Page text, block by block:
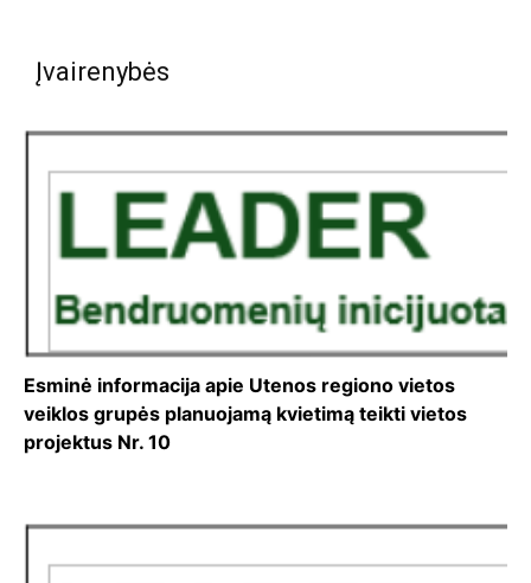
Įvairenybės
Esminė informacija apie Utenos regiono vietos
veiklos grupės planuojamą kvietimą teikti vietos
projektus Nr. 10